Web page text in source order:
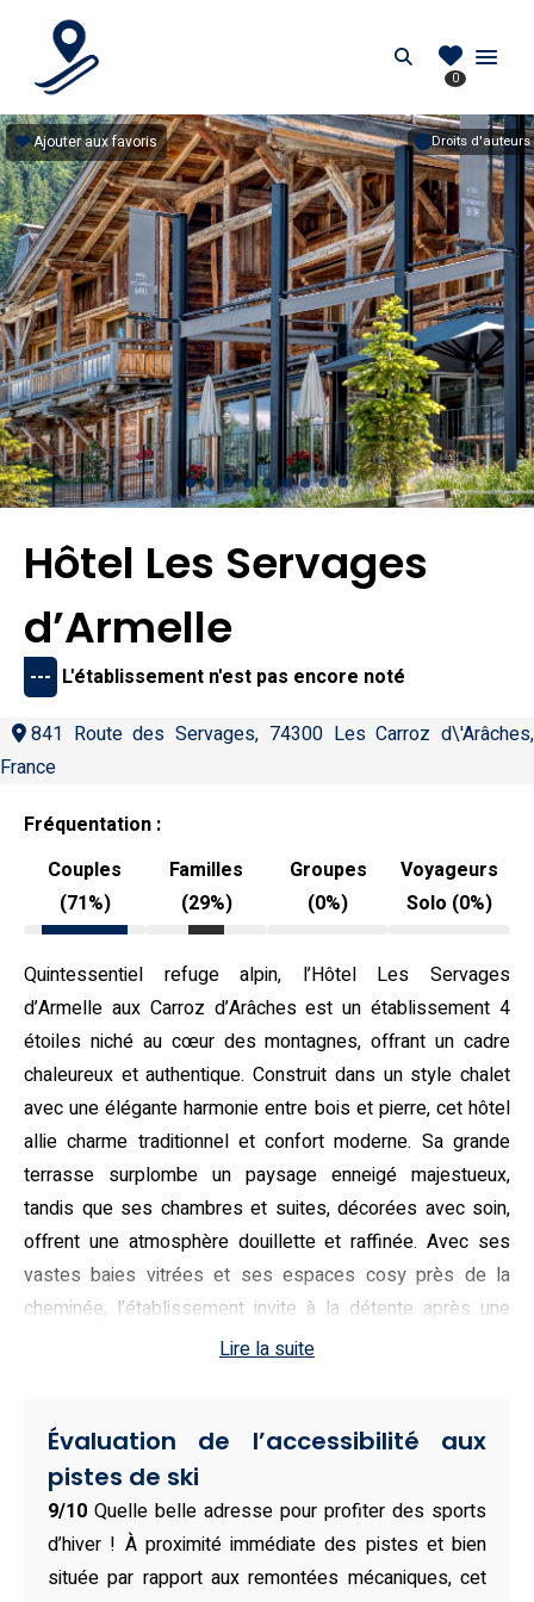
Search
0
Droits d'auteurs
Ajouter aux favoris
Hôtel Les Servages
d’Armelle
--- L'établissement n'est pas encore noté
841 Route des Servages, 74300 Les Carroz d\'Arâches,
France
Fréquentation :
Couples
(71%)
Familles
(29%)
Groupes
(0%)
Voyageurs
Solo (0%)
Quintessentiel refuge alpin, l’Hôtel Les Servages
d’Armelle aux Carroz d’Arâches est un établissement 4
étoiles niché au cœur des montagnes, offrant un cadre
chaleureux et authentique. Construit dans un style chalet
avec une élégante harmonie entre bois et pierre, cet hôtel
allie charme traditionnel et confort moderne. Sa grande
terrasse surplombe un paysage enneigé majestueux,
tandis que ses chambres et suites, décorées avec soin,
offrent une atmosphère douillette et raffinée. Avec ses
vastes baies vitrées et ses espaces cosy près de la
cheminée, l’établissement invite à la détente après une
exigeants, l’hôtel propose différentes catégories de
chambres et suites adaptées aux séjours en couple, en
famille ou entre amis. Ses chambres spacieuses sont
dotées de lits king-size, d’une salle de bains privative
avec bain à remous et de tout le confort nécessaire, y
compris une télévision à écran plat, un lecteur DVD et une
Lire la suite
Évaluation de l’accessibilité aux
pistes de ski
9/10 Quelle belle adresse pour profiter des sports
d’hiver ! À proximité immédiate des pistes et bien
située par rapport aux remontées mécaniques, cet